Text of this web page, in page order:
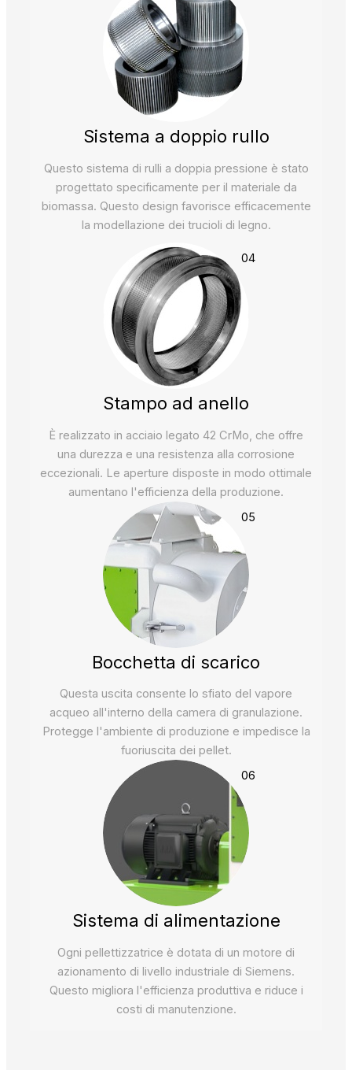
Sistema a doppio rullo
Questo sistema di rulli a doppia pressione è stato
progettato specificamente per il materiale da
biomassa. Questo design favorisce efficacemente
la modellazione dei trucioli di legno.
04
Stampo ad anello
È realizzato in acciaio legato 42 CrMo, che offre
una durezza e una resistenza alla corrosione
eccezionali. Le aperture disposte in modo ottimale
aumentano l'efficienza della produzione.
05
Bocchetta di scarico
Questa uscita consente lo sfiato del vapore
acqueo all'interno della camera di granulazione.
Protegge l'ambiente di produzione e impedisce la
fuoriuscita dei pellet.
06
Sistema di alimentazione
Ogni pellettizzatrice è dotata di un motore di
azionamento di livello industriale di Siemens.
Questo migliora l'efficienza produttiva e riduce i
costi di manutenzione.